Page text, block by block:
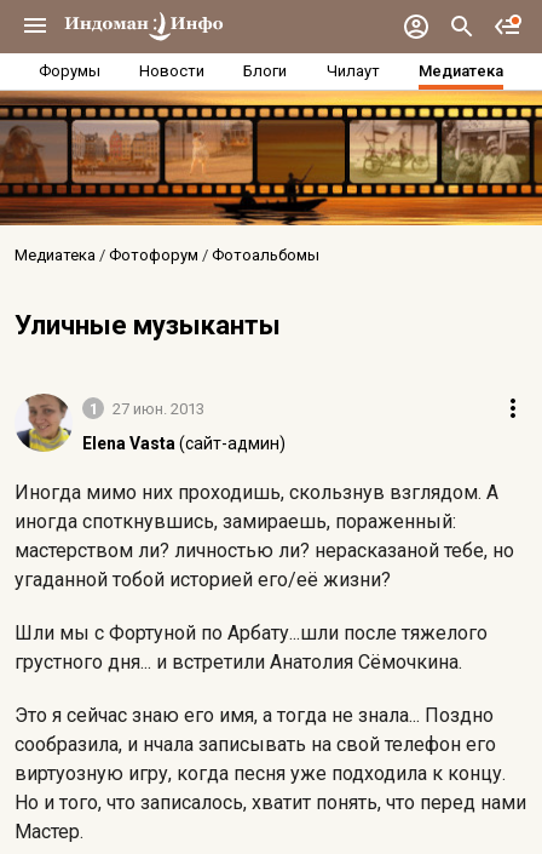
Форумы Новости Блоги Чилаут Медиатека
Медиатека Фотофорум Фотоальбомы
Уличные музыканты
1 27 июн. 2013
Elena Vasta (сайт-админ)
Иногда мимо них проходишь, скользнув взглядом. А
иногда споткнувшись, замираешь, пораженный:
мастерством ли? личностью ли? нерасказаной тебе, но
угаданной тобой историей его/её жизни?
Шли мы с Фортуной по Арбату...шли после тяжелого
грустного дня... и встретили Анатолия Сёмочкина.
Это я сейчас знаю его имя, а тогда не знала... Поздно
сообразила, и нчала записывать на свой телефон его
виртуозную игру, когда песня уже подходила к концу.
Но и того, что записалось, хватит понять, что перед нами
Мастер.